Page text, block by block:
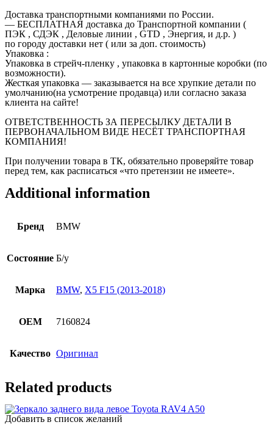
Доставка транспортными компаниями по России.
— БЕСПЛАТНАЯ доставка до Транспортной компании (
ПЭК , СДЭК , Деловые линии , GTD , Энергия, и д.р. )
по городу доставки нет ( или за доп. стоимость)
Упаковка :
Упаковка в стрейч-пленку , упаковка в картонные коробки (по
возможности).
Жесткая упаковка — заказывается на все хрупкие детали по
умолчанию(на усмотрение продавца) или согласно заказа
клиента на сайте!
ОТВЕТСТВЕННОСТЬ ЗА ПЕРЕСЫЛКУ ДЕТАЛИ В
ПЕРВОНАЧАЛЬНОМ ВИДЕ НЕСЁТ ТРАНСПОРТНАЯ
КОМПАНИЯ!
При получении товара в ТК, обязательно проверяйте товар
перед тем, как расписаться «что претензии не имеете».
Additional information
Бренд BMW
Состояние Б/у
Марка BMW, X5 F15 (2013-2018)
OEM 7160824
Качество Оригинал
Related products
Добавить в список желаний